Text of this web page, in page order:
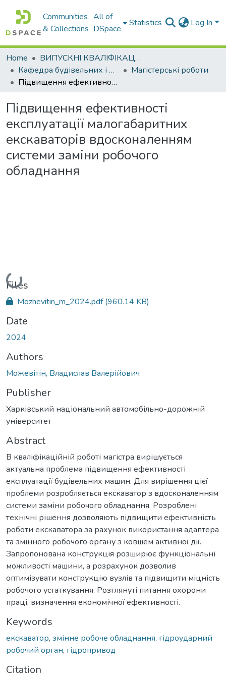
Communities
& Collections
All of
DSpace
Statistics Log In
Home
ВИПУСКНІ КВАЛІФІКАЦІЙНІ РОБОТИ
Кафедра будівельних і дорожніх машин
Магістерські роботи
Підвищення ефективності експлуатації малогабаритних екскаваторів вдосконаленням системи заміни робочого обладнання
Підвищення ефективності
експлуатації малогабаритних
екскаваторів вдосконаленням
системи заміни робочого
обладнання
Loading...
Files
Mozhevitin_m_2024.pdf(960.14 KB)
Date
2024
Authors
Можевітін, Владислав Валерійович
Publisher
Харківський національний автомобільно-дорожній
університет
Abstract
В кваліфікаційній роботі магістра вирішується
актуальна проблема підвищення ефективності
експлуатації будівельних машин. Для вирішення цієї
проблеми розробляється екскаватор з вдосконаленням
системи заміни робочого обладнання. Розроблені
технічні рішення дозволяють підвищити ефективність
роботи екскаватора за рахунок використання адаптера
та змінного робочого органу з ковшем активної дії.
Запропонована конструкція розширює функціональні
можливості машини, а розрахунок дозволив
оптимізувати конструкцію вузлів та підвищити міцність
робочого устаткування. Розглянуті питання охорони
праці, визначення економічної ефективності.
Keywords
екскаватор, змінне робоче обладнання, гідроударний
робочий орган, гідропривод
Citation